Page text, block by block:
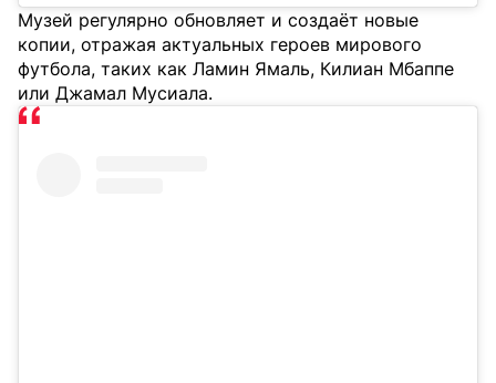
Музей регулярно обновляет и создаёт новые
копии, отражая актуальных героев мирового
футбола, таких как Ламин Ямаль, Килиан Мбаппе
или Джамал Мусиала.